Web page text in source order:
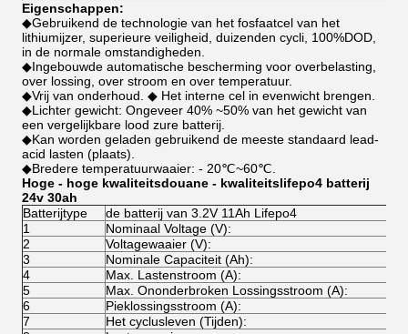
Eigenschappen:
◆Gebruikend de technologie van het fosfaatcel van het
lithiumijzer, superieure veiligheid, duizenden cycli, 100%DOD,
in de normale omstandigheden.
◆Ingebouwde automatische bescherming voor overbelasting,
over lossing, over stroom en over temperatuur.
◆Vrij van onderhoud. ◆ Het interne cel in evenwicht brengen.
◆Lichter gewicht: Ongeveer 40% ~50% van het gewicht van
een vergelijkbare lood zure batterij.
◆Kan worden geladen gebruikend de meeste standaard lead-
acid lasten (plaats).
◆Bredere temperatuurwaaier: - 20℃~60℃.
Hoge - hoge kwaliteitsdouane - kwaliteitslifepo4 batterij
24v 30ah
Batterijtype
de batterij van 3.2V 11Ah Lifepo4
1
Nominaal Voltage (V):
2
Voltagewaaier (V):
3
Nominale Capaciteit (Ah):
4
Max. Lastenstroom (A):
5
Max. Ononderbroken Lossingsstroom (A):
6
Pieklossingsstroom (A):
7
Het cyclusleven (Tijden):